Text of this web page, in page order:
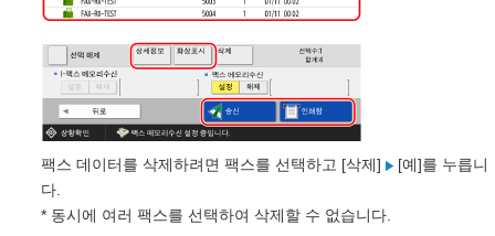
팩스 데이터를 삭제하려면 팩스를 선택하고 [삭제]
[예]를 누릅니
다.
* 동시에 여러 팩스를 선택하여 삭제할 수 없습니다.